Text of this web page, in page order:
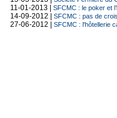
11-01-2013 | SFCMC : le poker et
14-09-2012 | SFCMC : pas de
27-06-2012 | SFCMC : l'hôtellerie